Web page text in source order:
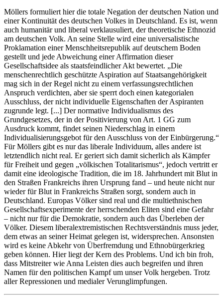
Möllers formuliert hier die totale Negation der deutschen Nation und
einer Kontinuität des deutschen Volkes in Deutschland. Es ist, wenn
auch humanitär und liberal verklausuliert, der theoretische Ethnozid
am deutschen Volk. An seine Stelle wird eine universalistische
Proklamation einer Menschheitsrepublik auf deutschem Boden
gestellt und jede Abweichung einer Affirmation dieser
Gesellschaftsidee als staatsfeindlicher Akt bewertet. „Die
menschenrechtlich geschützte Aspiration auf Staatsangehörigkeit
mag sich in der Regel nicht zu einem verfassungsrechtlichen
Anspruch verdichten, aber sie sperrt doch einen kategorialen
Ausschluss, der nicht individuelle Eigenschaften der Aspiranten
zugrunde legt. [...] Der normative Individualismus des
Grundgesetzes, der in der Positivierung von Art. 1 GG zum
Ausdruck kommt, findet seinen Niederschlag in einem
Individualisierungsgebot für den Ausschluss von der Einbürgerung.“
Für Möllers gibt es nur das liberale Individuum, alles andere ist
letztendlich nicht real. Er geriert sich damit sicherlich als Kämpfer
für Freiheit und gegen „völkischen Totalitarismus“, jedoch vertritt er
damit eine ideologische Tradition, die im 18. Jahrhundert mit Blut in
den Straßen Frankreichs ihren Ursprung fand – und heute nicht nur
wieder für Blut in Frankreichs Straßen sorgt, sondern auch in
Deutschland. Europas Völker sind real und die multiethnischen
Gesellschaftsexperimente der herrschenden Eliten sind eine Gefahr
– nicht nur für die Demokratie, sondern auch das Überleben der
Völker. Diesem liberalextremistischen Rechtsverständnis muss jeder,
dem etwas an seiner Heimat gelegen ist, widersprechen. Ansonsten
wird es keine Abkehr von Überfremdung und Ethnobürgerkrieg
geben können. Hier liegt der Kern des Problems. Und ich bin froh,
dass Mitstreiter wie Anna Leisten dies auch begreifen und ihren
Namen für den politischen Kampf um unser Volk hergeben. Trotz
aller Repressionen und medialer Verunglimpfungen.